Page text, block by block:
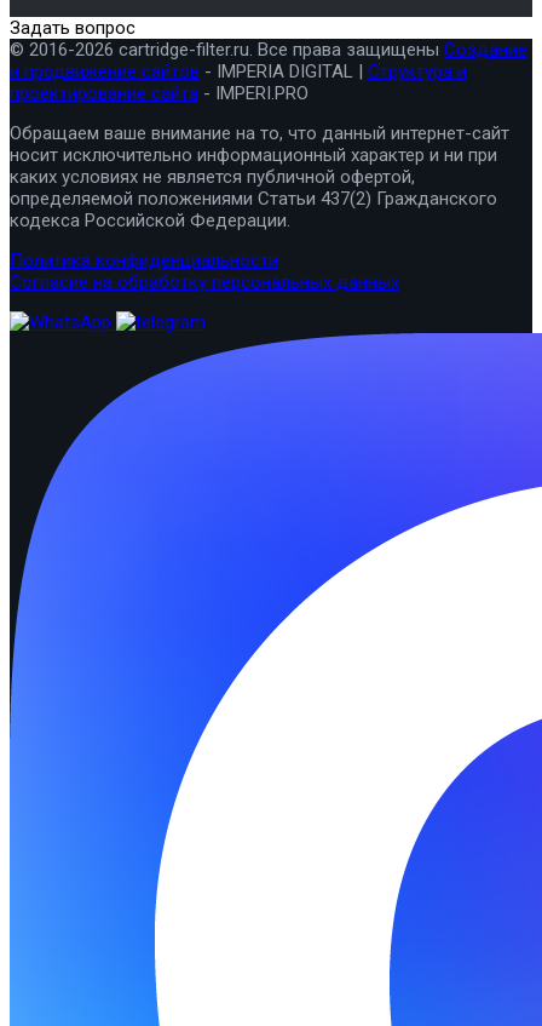
Задать вопрос
© 2016-2026 cartridge-filter.ru. Все права защищены Создание
и продвижение сайтов - IMPERIA DIGITAL | Структура и
проектирование сайта - IMPERI.PRO
Обращаем ваше внимание на то, что данный интернет-сайт
носит исключительно информационный характер и ни при
каких условиях не является публичной офертой,
определяемой положениями Статьи 437(2) Гражданского
кодекса Российской Федерации.
Политика конфиденциальности
Согласие на обработку персональных данных